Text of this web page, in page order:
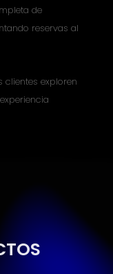
de
reservas al
clientes exploren